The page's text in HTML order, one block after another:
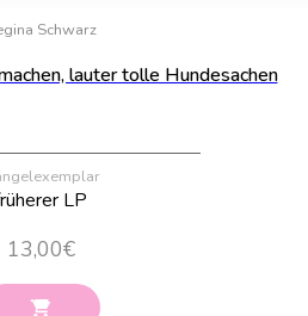
Schwarz
lauter tolle Hundesachen
LP
13,00€